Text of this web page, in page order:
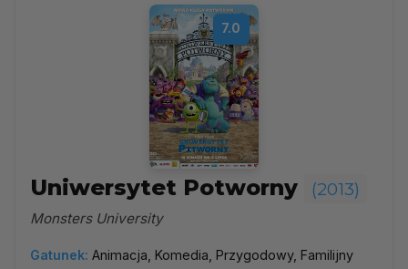
7.0
Uniwersytet Potworny (2013)
Monsters University
Gatunek: Animacja, Komedia, Przygodowy, Familijny